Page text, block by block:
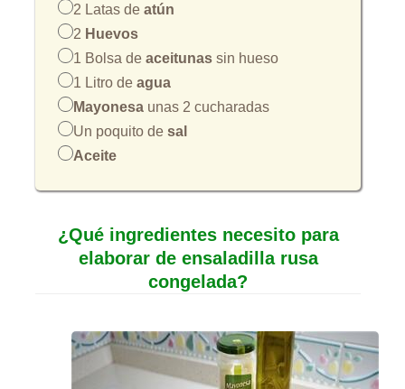
2 Latas de atún
2 Huevos
1 Bolsa de aceitunas sin hueso
1 Litro de agua
Mayonesa unas 2 cucharadas
Un poquito de sal
Aceite
¿Qué ingredientes necesito para
elaborar de ensaladilla rusa
congelada?